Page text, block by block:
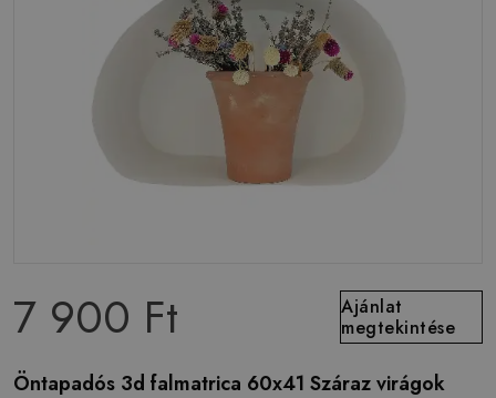
7 900 Ft
Ajánlat
megtekintése
Öntapadós 3d falmatrica 60x41 Száraz virágok